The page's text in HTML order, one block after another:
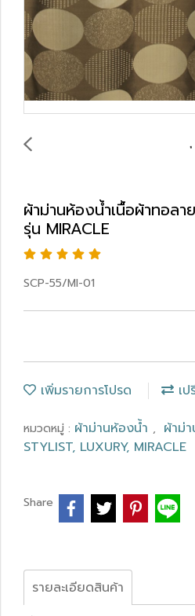
ผ้าม่านห้องน้ำเนื้อผ้าทอ
รุ่น MIRACLE
SCP-55/MI-01
เพิ่มรายการโปรด เ
หมวดหมู่ : ผ้าม่านห้องน้ำ , ผ้าม่
STYLIST, LUXURY, MIRACLE
Share
รายละเอียดสินค้า